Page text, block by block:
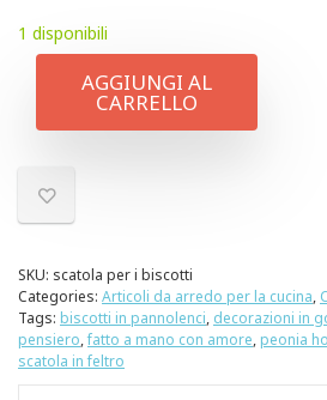
1 disponibili
AGGIUNGI AL
CARRELLO
SKU: scatola per i biscotti
Categories: Articoli da arredo per la cucina,
Tags: biscotti in pannolenci, decorazioni in
pensiero,fatto a mano con amore, peonia
scatola in feltro